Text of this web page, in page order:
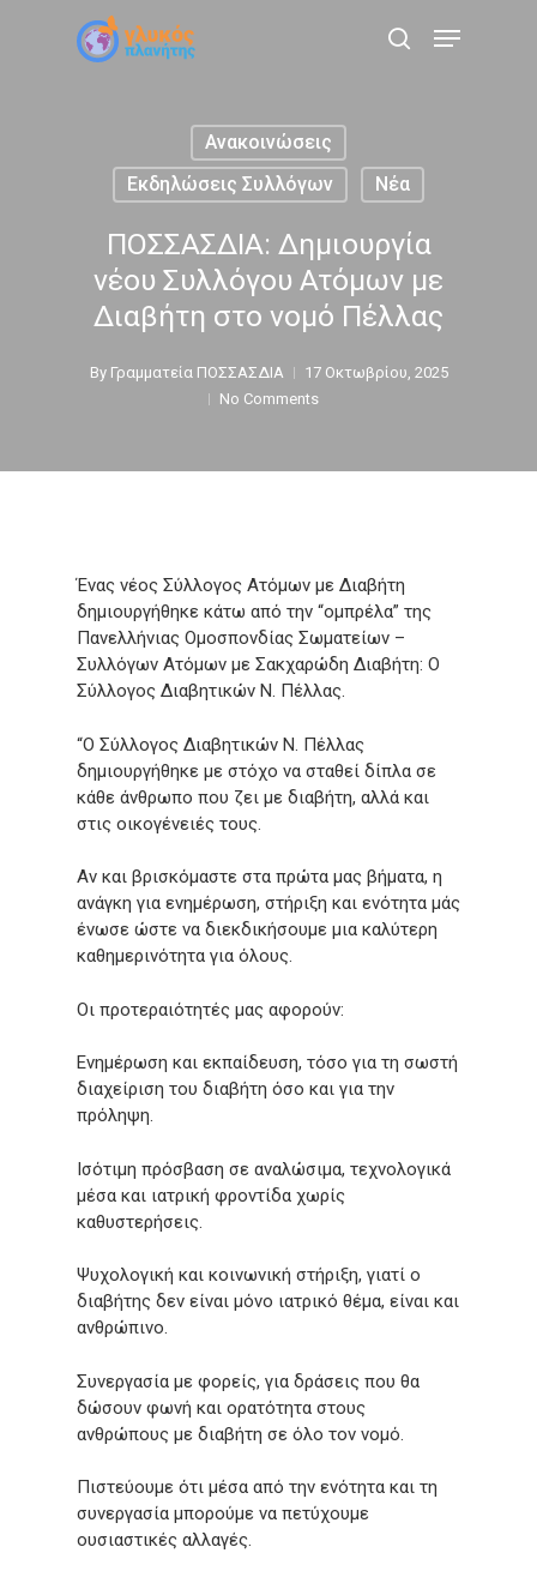
search
Menu
Ανακοινώσεις
Εκδηλώσεις Συλλόγων
Νέα
ΠΟΣΣΑΣΔΙΑ: Δημιουργία
νέου Συλλόγου Ατόμων με
Διαβήτη στο νομό Πέλλας
By Γραμματεία ΠΟΣΣΑΣΔΙΑ
17 Οκτωβρίου, 2025
No Comments
Ένας νέος Σύλλογος Ατόμων με Διαβήτη
δημιουργήθηκε κάτω από την “ομπρέλα” της
Πανελλήνιας Ομοσπονδίας Σωματείων –
Συλλόγων Ατόμων με Σακχαρώδη Διαβήτη: Ο
Σύλλογος Διαβητικών Ν. Πέλλας.
“Ο Σύλλογος Διαβητικών Ν. Πέλλας
δημιουργήθηκε με στόχο να σταθεί δίπλα σε
κάθε άνθρωπο που ζει με διαβήτη, αλλά και
στις οικογένειές τους.
Αν και βρισκόμαστε στα πρώτα μας βήματα, η
ανάγκη για ενημέρωση, στήριξη και ενότητα μάς
ένωσε ώστε να διεκδικήσουμε μια καλύτερη
καθημερινότητα για όλους.
Οι προτεραιότητές μας αφορούν:
Ενημέρωση και εκπαίδευση, τόσο για τη σωστή
διαχείριση του διαβήτη όσο και για την
πρόληψη.
Ισότιμη πρόσβαση σε αναλώσιμα, τεχνολογικά
μέσα και ιατρική φροντίδα χωρίς
καθυστερήσεις.
Ψυχολογική και κοινωνική στήριξη, γιατί ο
διαβήτης δεν είναι μόνο ιατρικό θέμα, είναι και
ανθρώπινο.
Συνεργασία με φορείς, για δράσεις που θα
δώσουν φωνή και ορατότητα στους
ανθρώπους με διαβήτη σε όλο τον νομό.
Πιστεύουμε ότι μέσα από την ενότητα και τη
συνεργασία μπορούμε να πετύχουμε
ουσιαστικές αλλαγές.